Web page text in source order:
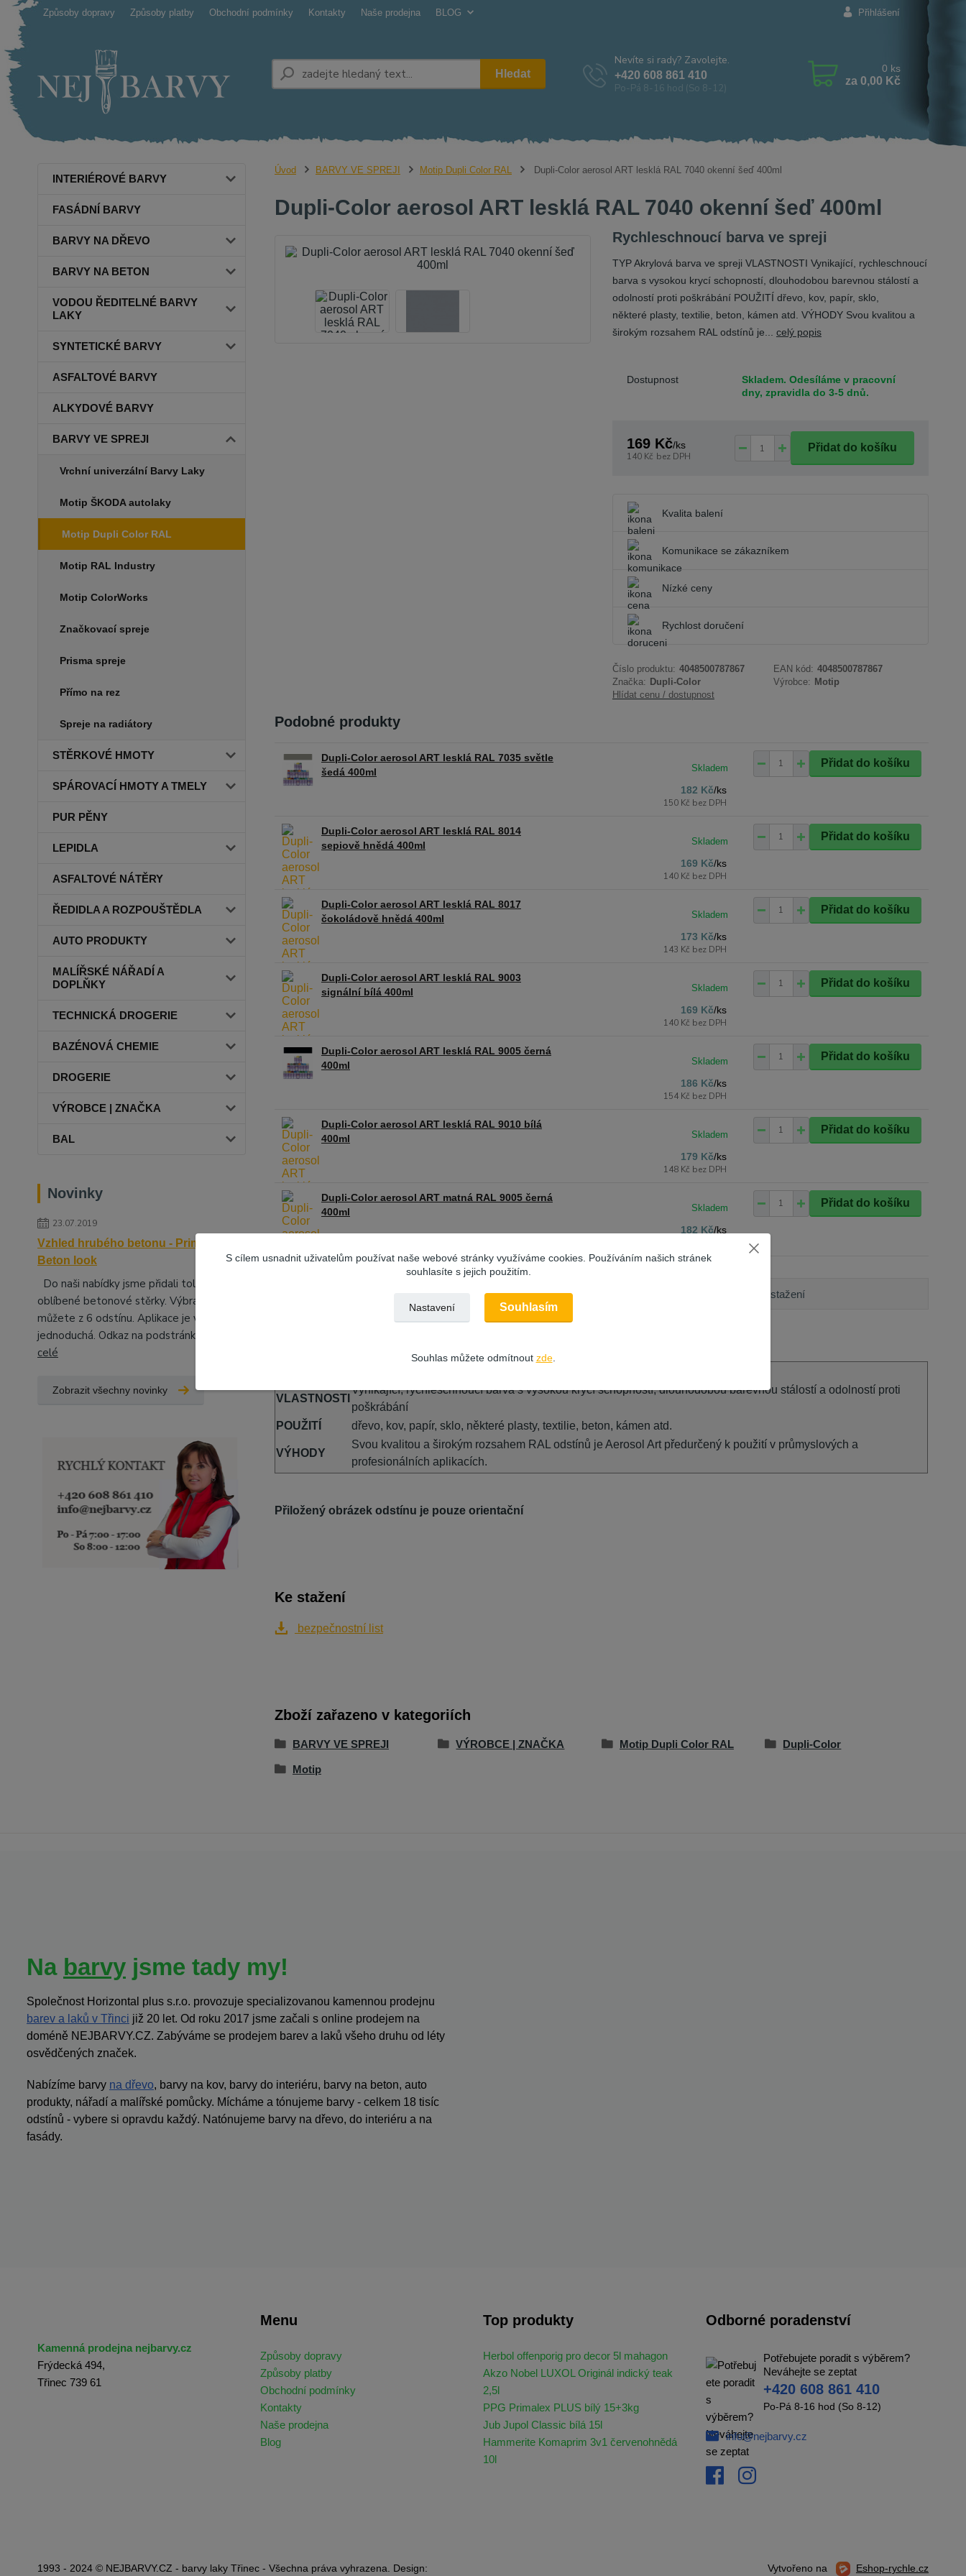
Způsoby dopravy Způsoby platby Obchodní podmínky Kontakty Naše prodejna BLOG Přihlášení
Hledat
Nevíte si rady? Zavolejte.
+420 608 861 410
Po-Pá 8-16 hod (So 8-12)
0 ks
za 0,00 Kč
INTERIÉROVÉ BARVY
FASÁDNÍ BARVY
BARVY NA DŘEVO
BARVY NA BETON
VODOU ŘEDITELNÉ BARVY
LAKY
SYNTETICKÉ BARVY
ASFALTOVÉ BARVY
ALKYDOVÉ BARVY
BARVY VE SPREJI
Vrchní univerzální Barvy Laky
Motip ŠKODA autolaky
Motip Dupli Color RAL
Motip RAL Industry
Motip ColorWorks
Značkovací spreje
Prisma spreje
Přímo na rez
Spreje na radiátory
STĚRKOVÉ HMOTY
SPÁROVACÍ HMOTY A TMELY
PUR PĚNY
LEPIDLA
ASFALTOVÉ NÁTĚRY
ŘEDIDLA A ROZPOUŠTĚDLA
AUTO PRODUKTY
MALÍŘSKÉ NÁŘADÍ A
DOPLŇKY
TECHNICKÁ DROGERIE
BAZÉNOVÁ CHEMIE
DROGERIE
VÝROBCE | ZNAČKA
BAL
Novinky
23.07.2019
Vzhled hrubého betonu - Primalex
Beton look
Do naši nabídky jsme přidali tolik
oblíbené betonové stěrky. Výbrat si
můžete z 6 odstínu. Aplikace je velice
jednoduchá. Odkaz na podstránky, kd...
celé
Zobrazit všechny novinky
Úvod BARVY VE SPREJI Motip Dupli Color RAL Dupli-Color aerosol ART lesklá RAL 7040 okenní šeď 400ml
Dupli-Color aerosol ART lesklá RAL 7040 okenní šeď 400ml
Rychleschnoucí barva ve spreji
TYP Akrylová barva ve spreji VLASTNOSTI Vynikající, rychleschnoucí
barva s vysokou krycí schopností, dlouhodobou barevnou stálostí a
odolností proti poškrábání POUŽITÍ dřevo, kov, papír, sklo,
některé plasty, textilie, beton, kámen atd. VÝHODY Svou kvalitou a
širokým rozsahem RAL odstínů je... celý popis
Dostupnost
Skladem. Odesíláme v pracovní
dny, zpravidla do 3-5 dnů.
169 Kč/ks
140 Kč bez DPH
Přidat do košíku
Kvalita balení
Komunikace se zákazníkem
Nízké ceny
Rychlost doručení
Číslo produktu: 4048500787867 EAN kód: 4048500787867
Značka: Dupli-Color Výrobce: Motip
Hlídat cenu / dostupnost
Podobné produkty
Dupli-Color aerosol ART lesklá RAL 7035 světle
šedá 400ml
182 Kč/ks
150 Kč bez DPH
Přidat do košíku
Dupli-Color aerosol ART lesklá RAL 8014
sepiově hnědá 400ml
169 Kč/ks
140 Kč bez DPH
Přidat do košíku
Dupli-Color aerosol ART lesklá RAL 8017
čokoládově hnědá 400ml
173 Kč/ks
143 Kč bez DPH
Přidat do košíku
Dupli-Color aerosol ART lesklá RAL 9003
signální bílá 400ml
169 Kč/ks
140 Kč bez DPH
Přidat do košíku
Dupli-Color aerosol ART lesklá RAL 9005 černá
400ml
186 Kč/ks
154 Kč bez DPH
Přidat do košíku
Dupli-Color aerosol ART lesklá RAL 9010 bílá
400ml
179 Kč/ks
148 Kč bez DPH
Přidat do košíku
Dupli-Color aerosol ART matná RAL 9005 černá
400ml
182 Kč/ks
Přidat do košíku
Komentáře Ke stažení
VLASTNOSTI
Vynikající, rychleschnoucí barva s vysokou krycí schopností, dlouhodobou barevnou stálostí a odolností proti
poškrábání
POUŽITÍ
dřevo, kov, papír, sklo, některé plasty, textilie, beton, kámen atd.
VÝHODY
Svou kvalitou a širokým rozsahem RAL odstínů je Aerosol Art předurčený k použití v průmyslových a
profesionálních aplikacích.
Přiložený obrázek odstínu je pouze orientační
Ke stažení
bezpečnostní list
Zboží zařazeno v kategoriích
BARVY VE SPREJI VÝROBCE | ZNAČKA Motip Dupli Color RAL Dupli-Color
Motip
Na barvy jsme tady my!
Společnost Horizontal plus s.r.o. provozuje specializovanou kamennou prodejnu
barev a laků v Třinci již 20 let. Od roku 2017 jsme začali s online prodejem na
doméně NEJBARVY.CZ. Zabýváme se prodejem barev a laků všeho druhu od léty
osvědčených značek.
Nabízíme barvy na dřevo, barvy na kov, barvy do interiéru, barvy na beton, auto
produkty, nářadí a malířské pomůcky. Mícháme a tónujeme barvy - celkem 18 tisíc
odstínů - vybere si opravdu každý. Natónujeme barvy na dřevo, do interiéru a na
fasády.
Kamenná prodejna nejbarvy.cz
Frýdecká 494,
Třinec 739 61
Menu
Způsoby dopravy
Způsoby platby
Obchodní podmínky
Kontakty
Naše prodejna
Blog
Top produkty
Herbol offenporig pro decor 5l mahagon
Akzo Nobel LUXOL Originál indický teak
2,5l
PPG Primalex PLUS bílý 15+3kg
Jub Jupol Classic bílá 15l
Hammerite Komaprim 3v1 červenohnědá
10l
Odborné poradenství
Potřebujete poradit s výběrem?
Neváhejte se zeptat
+420 608 861 410
Po-Pá 8-16 hod (So 8-12)
info@nejbarvy.cz
1993 - 2024 © NEJBARVY.CZ - barvy laky Třinec - Všechna práva vyhrazena. Design: Vytvořeno na Eshop-rychle.cz
S cílem usnadnit uživatelům používat naše webové stránky využíváme cookies. Používáním našich stránek
souhlasíte s jejich použitím.
Nastavení Souhlasím
Souhlas můžete odmítnout zde.